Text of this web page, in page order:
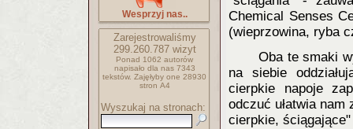
Wesprzyj nas..
Zarejestrowaliśmy
299.260.787wizyt
Ponad 1062 autorów
napisało dla nas 7343
tekstów. Zajęłyby one 28930
stron A4
Wyszukaj na stronach:
Chemical Senses
(wieprzowina, ryba
Oba te smaki
na siebie
cierpkie napoje
odczuć ułatwia
cierpkie,